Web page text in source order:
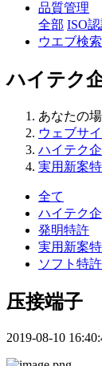
品質管理
全部 ISO
ウエブ検索
ハイテク
あなたの
ウェブサ
ハイテク
実用新案
全て
ハイテク
発明特許
実用新案
ソフト特許
压接端子
2019-08-10